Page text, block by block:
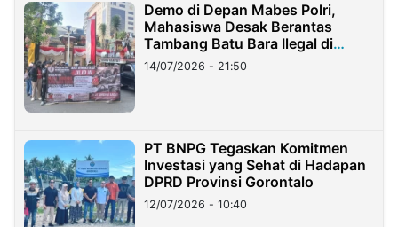
Demo di Depan Mabes Polri,
Mahasiswa Desak Berantas
Tambang Batu Bara Ilegal di
Lampung
14/07/2026 - 21:50
PT BNPG Tegaskan Komitmen
Investasi yang Sehat di Hadapan
DPRD Provinsi Gorontalo
12/07/2026 - 10:40